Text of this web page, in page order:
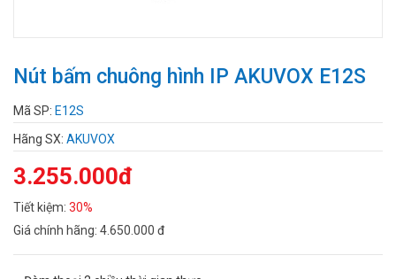
Nút bấm chuông hình IP AKUVOX E12S
Mã SP: E12S
Hãng SX: AKUVOX
3.255.000đ
Tiết kiệm: 30%
Giá chính hãng: 4.650.000 đ